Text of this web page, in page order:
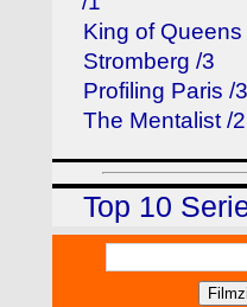
King of Queens
Stromberg /3
Profiling Paris /3
The Mentalist /2
Top 10